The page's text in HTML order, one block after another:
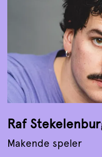
Raf
Makende speler